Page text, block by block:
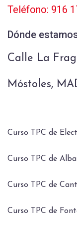
Teléfono: 916
Dónde
Calle La
Móstoles,
Curso TPC de
Curso TPC de
Curso TPC de
Curso TPC de